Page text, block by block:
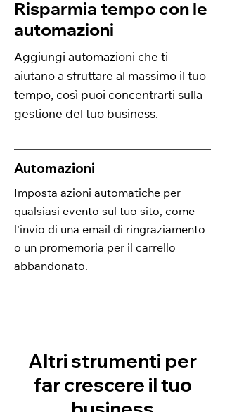
Risparmia tempo con le
automazioni
Aggiungi automazioni che ti
aiutano a sfruttare al massimo il tuo
tempo, così puoi concentrarti sulla
gestione del tuo business.
Automazioni
Imposta azioni automatiche per
qualsiasi evento sul tuo sito, come
l'invio di una email di ringraziamento
o un promemoria per il carrello
abbandonato.
Altri strumenti per
far crescere il tuo